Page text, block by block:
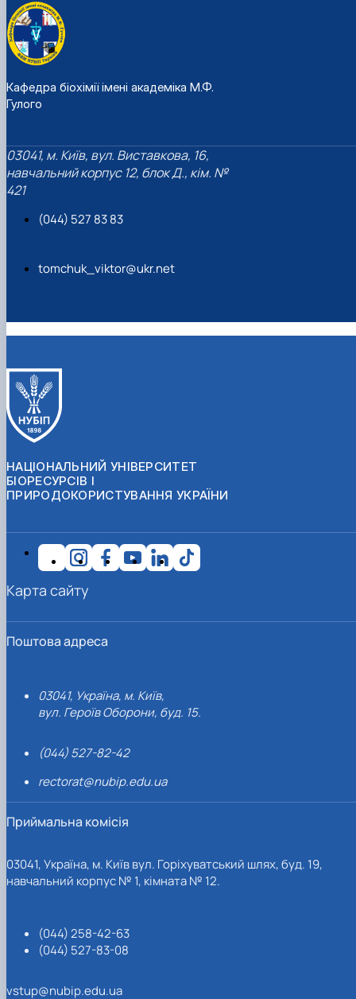
Кафедра біохімії імені академіка М.Ф.
Гулого
03041, м. Київ, вул. Виставкова, 16,
навчальний корпус 12, блок Д., кім. №
421
(044) 527 83 83
tomchuk_viktor@ukr.net
НАЦІОНАЛЬНИЙ УНІВЕРСИТЕТ
БІОРЕСУРСІВ І
ПРИРОДОКОРИСТУВАННЯ УКРАЇНИ
Поштова адреса
03041, Україна, м. Київ,
вул. Героїв Оборони, буд. 15.
(044) 527-82-42
rectorat@nubip.edu.ua
Приймальна комісія
03041, Україна, м. Київ вул. Горіхуватський шлях, буд. 19,
навчальний корпус № 1, кімната № 12.
(044) 258-42-63
(044) 527-83-08
vstup@nubip.edu.ua
Карта сайту